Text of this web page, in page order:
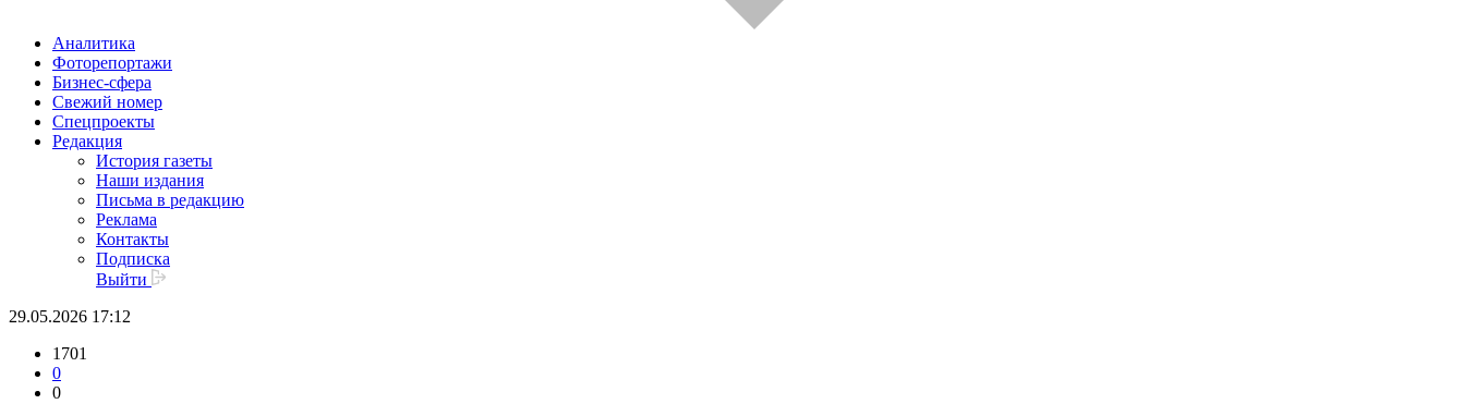
Аналитика
Фоторепортажи
Бизнес-сфера
Свежий номер
Спецпроекты
Редакция
История газеты
Наши издания
Письма в редакцию
Реклама
Контакты
Подписка
Выйти
29.05.2026 17:12
1701
0
0